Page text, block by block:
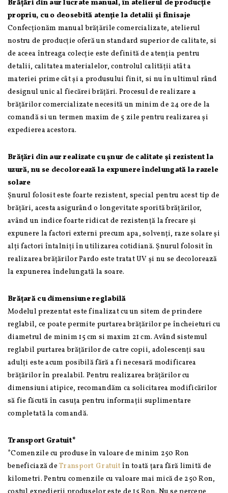
Brățări din aur lucrate manual, în atelierul de producție
propriu, cu o deosebită atenție la detalii și finisaje
Confecționăm manual brățările comercializate, atelierul
nostru de producție oferă un standard superior de calitate, si
de aceea întreaga colecție este definită de atenția pentru
detalii, calitatea materialelor, controlul calității atât a
materiei prime cât și a produsului finit, si nu în ultimul rând
designul unic al fiecărei brățări. Procesul de realizare a
brățărilor comercializate necesită un minim de 24 ore de la
comandă si un termen maxim de 5 zile pentru realizarea și
expedierea acestora.
Brățări din aur realizate cu șnur de calitate și rezistent la
uzură, nu se decolorează la expunere îndelungată la razele
solare
Șnurul folosit este foarte rezistent, special pentru acest tip de
brățări, acesta asigurând o longevitate sporită brățărilor,
având un indice foarte ridicat de rezistență la frecare și
expunere la factori externi precum apa, solvenți, raze solare și
alți factori întalniți în utilizarea cotidiană. Șnurul folosit în
realizarea brățărilor Pardo este tratat UV și nu se decolorează
la expunerea îndelungată la soare.
Brățară cu dimensiune reglabilă
Modelul prezentat este finalizat cu un sitem de prindere
reglabil, ce poate permite purtarea brățărilor pe încheieturi cu
diametrul de minim 15 cm si maxim 21 cm. Având sistemul
reglabil purtarea brățărilor de catre copii, adolescenți sau
adulți este acum posibilă fără a fi necesară modificarea
brățărilor în prealabil. Pentru realizarea brățărilor cu
dimensiuni atipice, recomandăm ca solicitarea modificărilor
să fie făcută în casuța pentru informații suplimentare
completată la comandă.
Transport Gratuit*
*Comenzile cu produse în valoare de minim 250 Ron
beneficiază deTransport Gratuitîn toată țara fără limită de
kilometri. Pentru comenzile cu valoare mai mică de 250 Ron,